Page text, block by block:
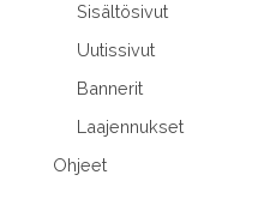
Sisältösivut
Uutissivut
Bannerit
Laajennukset
Ohjeet